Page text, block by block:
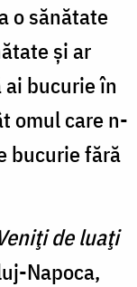
o sănătate
şi ar
ai bucurie în
omul care n-
bucurie fără
de luaţi
Napoca,